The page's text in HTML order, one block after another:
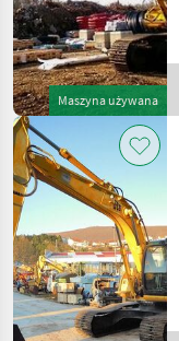
Maszyna używana